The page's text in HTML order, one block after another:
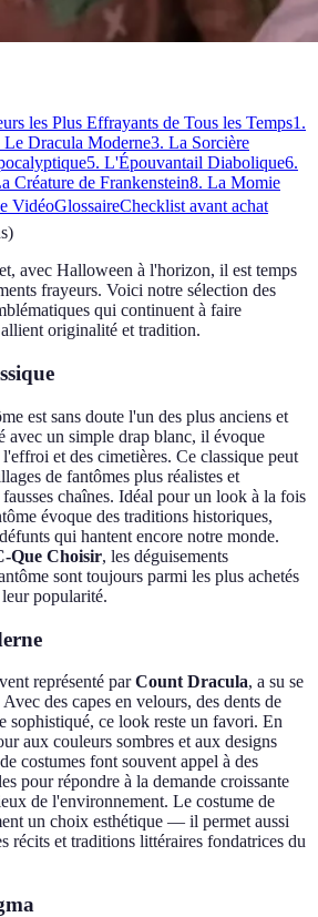
les Plus Effrayants de Tous les Temps1.
Le Dracula Moderne3. La Sorcière
5. L'Épouvantail Diabolique6.
Créature de Frankenstein8. La Momie
VidéoGlossaireChecklist avant achat
)
avec Halloween à l'horizon, il est temps
frayeurs. Voici notre sélection des
qui continuent à faire
originalité et tradition.
est sans doute l'un des plus anciens et
avec un simple drap blanc, il évoque
et des cimetières. Ce classique peut
de fantômes plus réalistes et
fausses chaînes. Idéal pour un look à la fois
évoque des traditions historiques,
qui hantent encore notre monde.
Que Choisir, les déguisements
sont toujours parmi les plus achetés
popularité.
représenté parCount Dracula, a su se
des capes en velours, des dents de
sophistiqué, ce look reste un favori. En
aux couleurs sombres et aux designs
costumes font souvent appel à des
pour répondre à la demande croissante
de l'environnement. Le costume de
un choix esthétique — il permet aussi
récits et traditions littéraires fondatrices du